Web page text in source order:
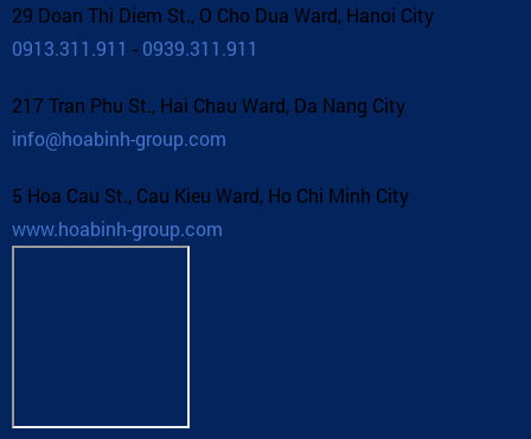
29 Doan Thi Diem St., O Cho Dua Ward, Hanoi City
0913.311.911 - 0939.311.911
217 Tran Phu St., Hai Chau Ward, Da Nang City
info@hoabinh-group.com
5 Hoa Cau St., Cau Kieu Ward, Ho Chi Minh City
www.hoabinh-group.com